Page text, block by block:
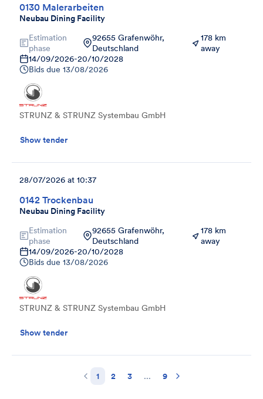
0130 Malerarbeiten
Neubau Dining Facility
Estimation
phase
92655 Grafenwöhr,
Deutschland
178 km
away
14/09/2026-20/10/2028
Bids due 13/08/2026
STRUNZ & STRUNZ Systembau GmbH
Show tender
0142 Trockenbau
Neubau Dining Facility
28/07/2026 at 10:37
Estimation
phase
92655 Grafenwöhr,
Deutschland
178 km
away
14/09/2026-20/10/2028
Bids due 13/08/2026
STRUNZ & STRUNZ Systembau GmbH
Show tender
1 2 3 ... 9